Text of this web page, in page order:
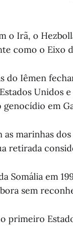
o Irã, o
como o Eixo
do Iêmen
Unidos
genocídio em
marinhas
retirada
Somália em
sem
primeiro